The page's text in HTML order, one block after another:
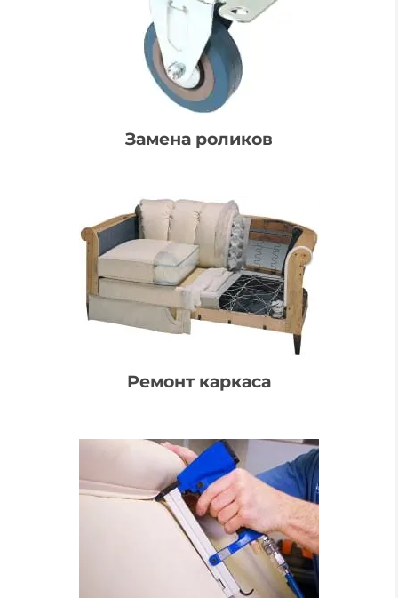
Замена роликов
Ремонт каркаса